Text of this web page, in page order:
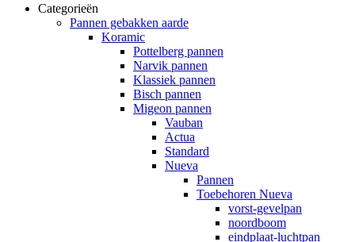
Categorieën
Pannen gebakken aarde
Koramic
Pottelberg pannen
Narvik pannen
Klassiek pannen
Bisch pannen
Migeon pannen
Vauban
Actua
Standard
Nueva
Pannen
Toebehoren Nueva
vorst-gevelpan
noordboom
eindplaat-luchtpan